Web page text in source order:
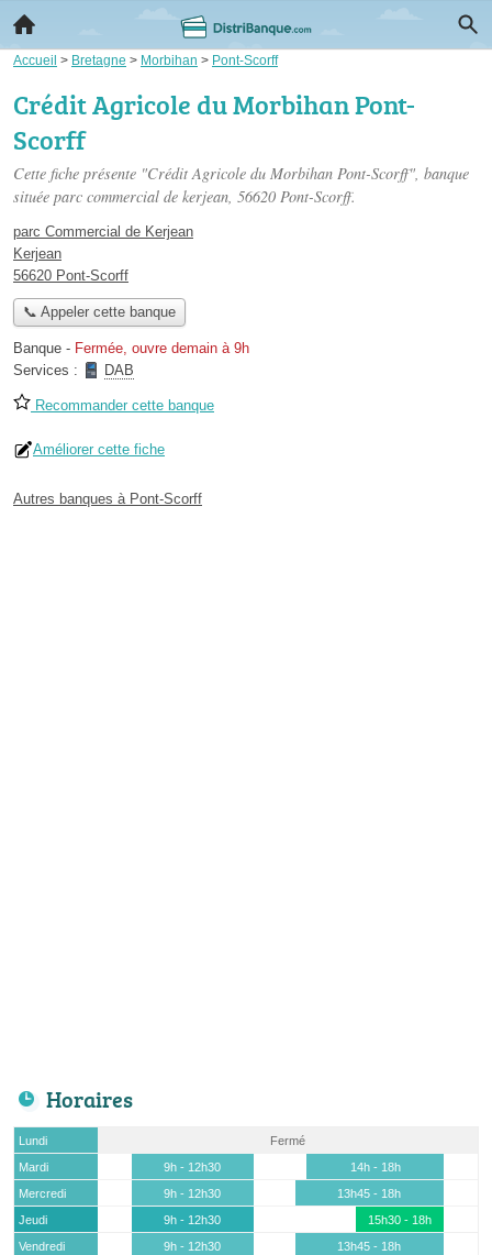
Accueil > Bretagne > Morbihan > Pont-Scorff
Crédit Agricole du Morbihan Pont-
Scorff
Cette fiche présente "Crédit Agricole du Morbihan Pont-Scorff", banque
située parc commercial de kerjean, 56620 Pont-Scorff.
parc Commercial de Kerjean
Kerjean
56620 Pont-Scorff
📞 Appeler cette banque
Banque - Fermée, ouvre demain à 9h
Services :
DAB
Recommander cette banque
Améliorer cette fiche
Autres banques à Pont-Scorff
Horaires
Lundi
Fermé
Mardi
9h - 12h30
14h - 18h
Mercredi
9h - 12h30
13h45 - 18h
Jeudi
9h - 12h30
15h30 - 18h
Vendredi
9h - 12h30
13h45 - 18h